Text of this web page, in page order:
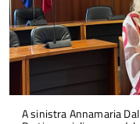
A sinistra Annamaria